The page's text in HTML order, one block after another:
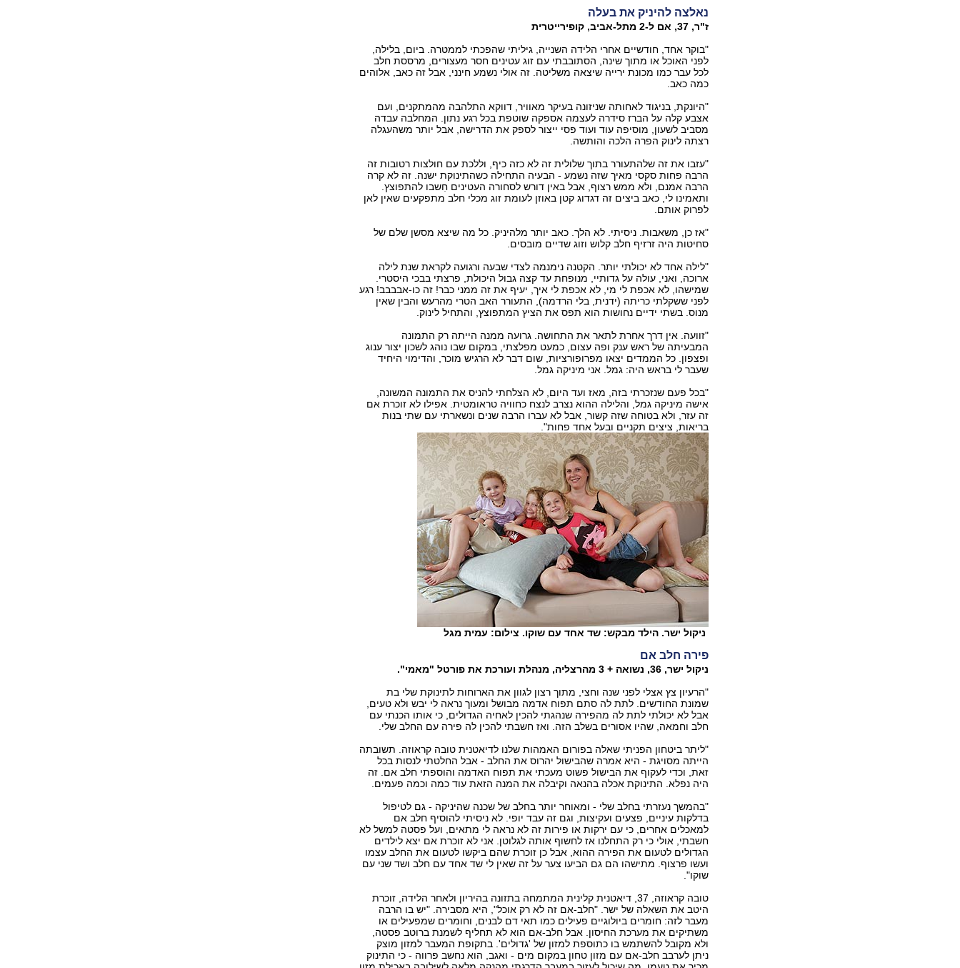
נאלצה להיניק את בעלה
ז"ר, ‭,37‬ אם ל‭2-‬ מתל-אביב, קופירייטרית
"בוקר אחד, חודשיים אחרי הלידה השנייה, גיליתי שהפכתי לממטרה. ביום, בלילה,
לפני האוכל או מתוך שינה, הסתובבתי עם זוג עטינים חסר מעצורים, מרססת חלב
לכל עבר כמו מכונת ירייה שיצאה משליטה. זה אולי נשמע חינני, אבל זה כאב, אלוהים
כמה כאב.
"היונקת, בניגוד לאחותה שניזונה בעיקר מאוויר, דווקא התלהבה מהמתקנים, ועם
אצבע קלה על הברז סידרה לעצמה אספקה שוטפת בכל רגע נתון. המחלבה עבדה
מסביב לשעון, מוסיפה עוד ועוד פסי ייצור לספק את הדרישה, אבל יותר משהעגלה
רצתה לינוק הפרה הלכה והותשה.
"עזבו את זה שלהתעורר בתוך שלולית זה לא כזה כיף, וללכת עם חולצות רטובות זה
הרבה פחות סקסי מאיך שזה נשמע - הבעיה התחילה כשהתינוקת ישנה. זה לא קרה
הרבה אמנם, ולא ממש רצוף, אבל באין דורש לסחורה העטינים חִשבו להתפוצץ.
ותאמינו לי, כאב ביצים זה דגדוג קטן באוזן לעומת זוג מכלי חלב מתפקעים שאין לאן
לפרוק אותם.
"אז כן, משאבות. ניסיתי. לא הלך. כאב יותר מלהיניק. כל מה שיצא מסשן שלם של
סחיטות היה זרזיף חלב קלוש וזוג שדיים מובסים.
"לילה אחד לא יכולתי יותר. הקטנה נימנמה לצדי שבעה ורגועה לקראת שנת לילה
ארוכה, ואני, עולה על גדותיי, מנופחת עד קצה גבול היכולת, פרצתי בבכי היסטרי.
שמישהו, לא אכפת לי מי, לא אכפת לי איך, יעיף את זה ממני כבר! זה כו-אבבבב! רגע
לפני ששקלתי כריתה (ידנית, בלי הרדמה‭,(‬ התעורר האב הטרי מהרעש והבין שאין
מנוס. בשתי ידיים נחושות הוא תפס את הציץ המתפוצץ, והתחיל לינוק.
"זוועה. אין דרך אחרת לתאר את התחושה. גרועה ממנה הייתה רק התמונה
המבעיתה של ראש ענק ופה עצום, כמעט מפלצתי, במקום שבו נוהג לשכון יצור ענוג
ופצפון. כל הממדים יצאו מפרופורציות, שום דבר לא הרגיש מוכר, והדימוי היחיד
שעבר לי בראש היה: גמל. אני מיניקה גמל.
"בכל פעם שנזכרתי בזה, מאז ועד היום, לא הצלחתי להניס את התמונה המשונה,
אישה מיניקה גמל, והלילה ההוא נצרב לנצח כחוויה טראומטית. אפילו לא זוכרת אם
זה עזר, ולא בטוחה שזה קשור, אבל לא עברו הרבה שנים ונשארתי עם שתי בנות
בריאות, ציצים תקניים ובעל אחד פחות‭."‬
ניקול ישר. הילד מבקש: שד אחד עם שוקו. צילום: עמית מגל
פירה חלב אם
ניקול ישר, ‭,36‬ נשואה + 3 מהרצליה, מנהלת ועורכת את פורטל "מאמי".
"הרעיון צץ אצלי לפני שנה וחצי, מתוך רצון לגוון את הארוחות לתינוקת שלי בת
שמונת החודשים. לתת לה סתם תפוח אדמה מבושל ומעוך נראה לי יבש ולא טעים,
אבל לא יכולתי לתת לה מהפירה שנהגתי להכין לאחיה הגדולים, כי אותו הכנתי עם
חלב וחמאה, שהיו אסורים בשלב הזה. ואז חשבתי להכין לה פירה עם החלב שלי.
"ליתר ביטחון הפניתי שאלה בפורום האמהות שלנו לדיאטנית טובה קראוזה. תשובתה
הייתה מסויגת - היא אמרה שהבישול יהרוס את החלב - אבל החלטתי לנסות בכל
זאת, וכדי לעקוף את הבישול פשוט מעכתי את תפוח האדמה והוספתי חלב אם. זה
היה נפלא. התינוקת אכלה בהנאה וקיבלה את המנה הזאת עוד כמה וכמה פעמים.
"בהמשך נעזרתי בחלב שלי - ומאוחר יותר בחלב של שכנה שהיניקה - גם לטיפול
בדלקות עיניים, פצעים ועקיצות, וגם זה עבד יופי. לא ניסיתי להוסיף חלב אם
למאכלים אחרים, כי עם ירקות או פירות זה לא נראה לי מתאים, ועל פסטה למשל לא
חשבתי, אולי כי רק התחלנו אז לחשוף אותה לגלוטן. אני לא זוכרת אם יצא לילדים
הגדולים לטעום את הפירה ההוא, אבל כן זוכרת שהם ביקשו לטעום את החלב עצמו
ועשו פרצוף. מתישהו הם גם הביעו צער על זה שאין לי שד אחד עם חלב ושד שני עם
שוקו‭."‬
טובה קראוזה, ‭,37‬ דיאטנית קלינית המתמחה בתזונה בהיריון ולאחר הלידה, זוכרת
היטב את השאלה של ישר. "חלב-אם זה לא רק אוכל‭,"‬ היא מסבירה. "יש בו הרבה
מעבר לזה: חומרים ביולוגיים פעילים כמו תאי דם לבנים, וחומרים שמפעילים או
משתיקים את מערכת החיסון. אבל חלב-אם הוא לא תחליף לשמנת ברוטב פסטה,
ולא מקובל להשתמש בו כתוספת למזון של 'גדולים‭.'‬ בתקופת המעבר למזון מוצק
ניתן לערבב חלב-אם עם מזון טחון במקום מים - ואגב, הוא נחשב פרווה - כי התינוק